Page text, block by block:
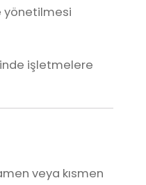
yönetilmesi
işletmelere
veya kısmen